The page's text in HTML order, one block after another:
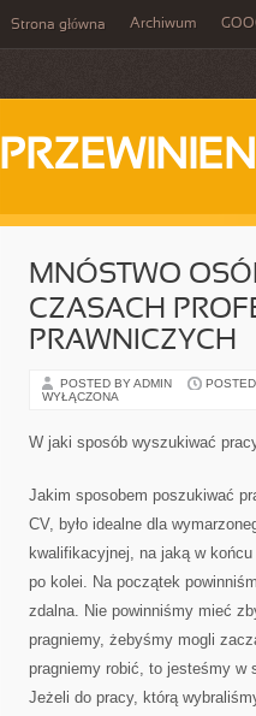
Strona główna Archiwum
MNÓSTWO
CZASACH
PRAWNICZYCH
POSTED BY ADMIN
WYŁĄCZONA
W jaki sposób wyszukiwać
Jakim sposobem poszukiwać
CV, było idealne dla
kwalifikacyjnej, na jaką w
po kolei. Na początek
zdalna. Nie powinniśmy mieć
pragniemy, żebyśmy mogli
pragniemy robić, to jesteśmy w
Jeżeli do pracy, którą